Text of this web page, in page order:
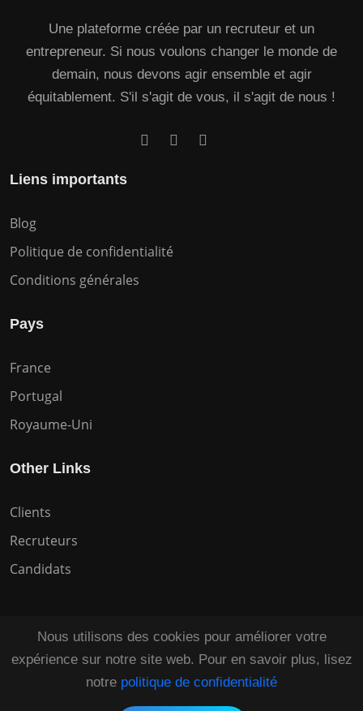
Nous utilisons des cookies pour améliorer votre
expérience sur notre site web. Pour en savoir plus, lisez
notre politique de confidentialité
Une plateforme créée par un recruteur et un
entrepreneur. Si nous voulons changer le monde de
demain, nous devons agir ensemble et agir
équitablement. S'il s'agit de vous, il s'agit de nous !
Liens importants
Blog
Politique de confidentialité
Conditions générales
Pays
France
Portugal
Royaume-Uni
Other Links
Clients
Recruteurs
Candidats
Copyright © 2026 Tous droits réservés HuntZen.